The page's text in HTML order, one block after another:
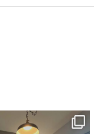
tomohouseinc
7月 13